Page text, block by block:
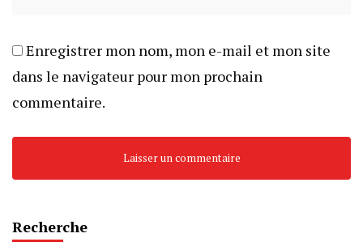
Enregistrer mon nom, mon e-mail et mon site
dans le navigateur pour mon prochain
commentaire.
Recherche